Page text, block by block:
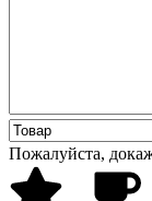
Пожалуйста,